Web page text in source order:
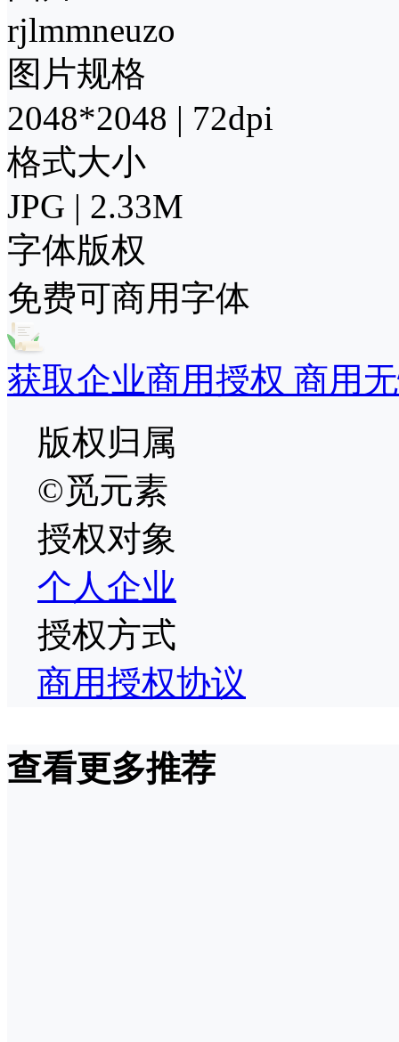
rjlmmneuzo
图片规格
2048*2048 | 72dpi
格式大小
JPG | 2.33M
字体版权
免费可商用字体
获取企业商用授权 商用
版权归属
©觅元素
授权对象
个人企业
授权方式
商用授权协议
查看更多推荐